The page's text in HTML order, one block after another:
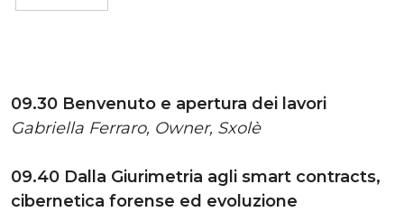
09.30 Benvenuto e apertura dei lavori
Gabriella Ferraro, Owner, Sxolè
09.40 Dalla Giurimetria agli smart contracts,
cibernetica forense ed evoluzione